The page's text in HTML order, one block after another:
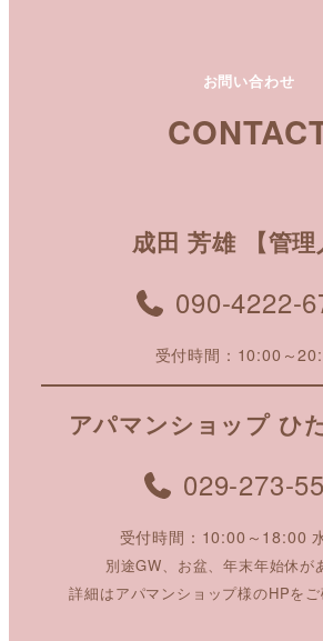
お問い合わせ
成田 芳雄 【管理
090-4222-
受付時間：10:00～
アパマンショップ ひ
029-273-
受付時間：10:00～18:00
別途GW、お盆、年末年始休が
詳細はアパマンショップ様のHPをご